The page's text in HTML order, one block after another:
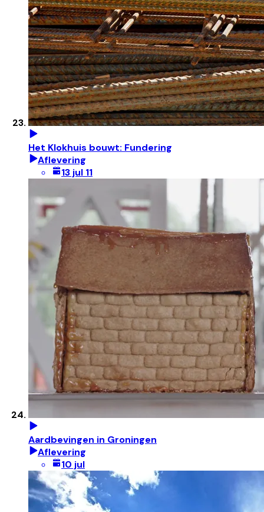
Het Klokhuis bouwt: Fundering
Aflevering
13 jul 11
Aardbevingen in Groningen
Aflevering
10 jul